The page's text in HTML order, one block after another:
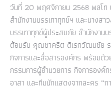
วันที่ 20 พฤศจิกายน 2568 พลโท
สำนักงานบรรเทาทุกข์ฯ และนาง
บรรเทาทุกข์ผู้ประสบภัย สำนักงาน
ต้อนรับ คุณชาคริต ดิเรกวัฒนชัย ร
กิจการและสื่อสารองค์กร พร้อม
กรรมการผู้อำนวยการ กิจการอง
อาสา และทีมนักแสดงจากละคร